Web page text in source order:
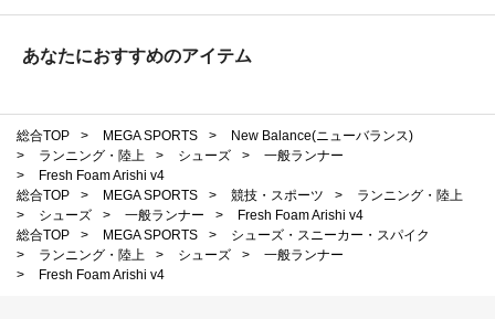
あなたにおすすめのアイテム
総合TOP > MEGA SPORTS >
New Balance(ニューバランス)
>
ランニング・陸上 > シューズ >
一般ランナー
>
Fresh Foam Arishi v4
総合TOP
> MEGA SPORTS > 競技・スポーツ >
ランニング・陸上
>
シューズ > 一般ランナー >
Fresh Foam Arishi v4
総合TOP
> MEGA SPORTS >
シューズ・スニーカー・スパイク
>
ランニング・陸上 > シューズ >
一般ランナー
>
Fresh Foam Arishi v4